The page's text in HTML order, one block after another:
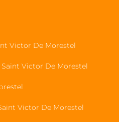
Victor De Morestel
Victor De Morestel
Victor De Morestel